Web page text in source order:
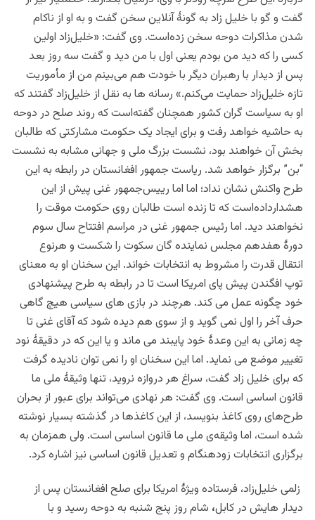
گفت و گو با خلیل زاد به گونۀ آنلاین سخن گفت و به او از ناکام
شدن مذاکرات دوحه سخن زده‌است. وی گفت: «خلیل‌زاد اولین
کسی را که دید من بودم یعنی اول با من دید و گفت سه روز بعد
پس از دیدار با رهبران دیگر با خودت هم می‌بینم من از مأموریت
تازه خلیل‌زاد حمایت می‌کنم.» رسانه ها به نقل از خلیل‌زاد گفتند که
او به سیاست گران کشور همچنان گفته‌است که روند صلح در دوحه
به حاشیه خواهد رفت و برای ایجاد یک حکومت مشارکتی که طالبان
بخش آن خواهند بود، نشست بزرگ ملی و جهانی مشابه به نشست
“بن” برگزار خواهد شد. ریاست جمهور افغانستان در رابطه به این
طرح واکنش نشان نداد؛ اما اما رییس‌جمهور غنی پیش از این
هشدارداده‌است که تا زنده است طالبان روی حکومت موقت را
نخواهند دید. اما رئیس جمهور غنی در مراسم افتتاح سال سوم
دورۀ هفدهم مجلس نماینده گان سکوت را شکست و هرنوع
انتقال قدرت را مشروط به انتخابات خواند. این سخنان او به معنای
توپ افگندن پیش پای امریکا است تا در رابطه به طرح پیشنهادی
خود چگونه عمل می کند. هرچند در بازی های سیاسی هیچ گاهی
حرف آخر را اول نمی گوید و از سوی هم دیده شود که آقای غنی تا
چه زمانی به این وعدۀ خود پایبند می ماند و یا این که در دقیقۀ نود
تغییر موضع می نماید. اما این سخنان او را نمی توان نادیده گرفت
که برای خلیل زاد گفت، سراغ هر دروازه نروید، تنها وثیقۀ ملی ما
قانون اساسی است. وی گفت: هر نهادی می‌تواند برای عبور از بحران
طرح‌های روی کاغذ بنویسد، از این کاغذها در گذشته بسیار نوشته
شده است، اما وثیقه‌ی ملی ما قانون اساسی است. ولی همزمان به
برگزاری انتخابات زودهنگام و تعدیل قانون اساسی نیز اشاره کرد.
زلمی خلیل‌زاد، فرستاده ویژۀ امریکا برای صلح افغانستان پس از
دیدار هایش در کابل، شام روز پنج شنبه به دوحه رسید و با